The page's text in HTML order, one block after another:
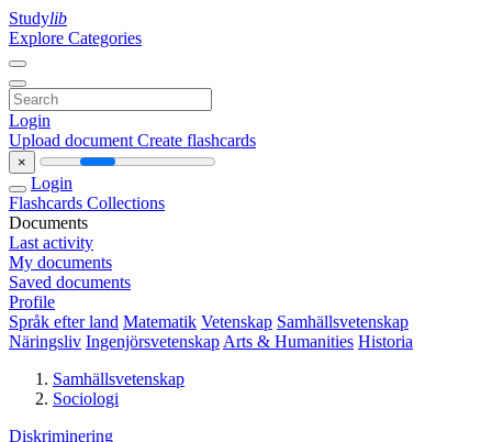
Studylib
Explore Categories
Login
Upload document Create flashcards
×
Login
Flashcards Collections
Documents
Last activity
My documents
Saved documents
Profile
Språk efter land Matematik Vetenskap Samhällsvetenskap
Näringsliv Ingenjörsvetenskap Arts & Humanities Historia
Samhällsvetenskap
Sociologi
Diskriminering